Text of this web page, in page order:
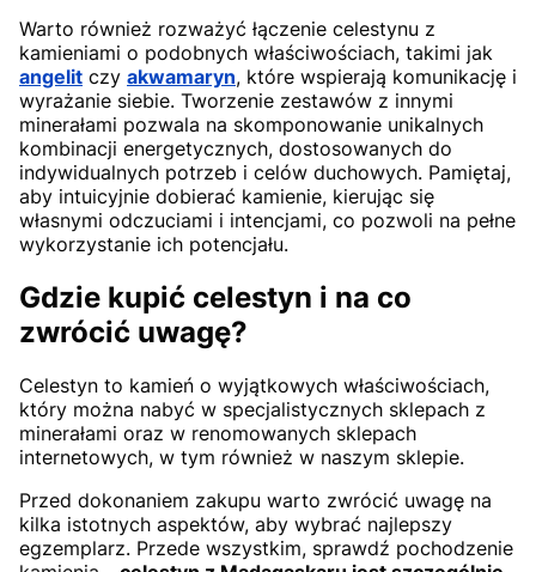
Warto również rozważyć łączenie celestynu z
kamieniami o podobnych właściwościach, takimi jak
angelit czy akwamaryn, które wspierają komunikację i
wyrażanie siebie. Tworzenie zestawów z innymi
minerałami pozwala na skomponowanie unikalnych
kombinacji energetycznych, dostosowanych do
indywidualnych potrzeb i celów duchowych. Pamiętaj,
aby intuicyjnie dobierać kamienie, kierując się
własnymi odczuciami i intencjami, co pozwoli na pełne
wykorzystanie ich potencjału.
Gdzie kupić celestyn i na co
zwrócić uwagę?
Celestyn to kamień o wyjątkowych właściwościach,
który można nabyć w specjalistycznych sklepach z
minerałami oraz w renomowanych sklepach
internetowych, w tym również w naszym sklepie.
Przed dokonaniem zakupu warto zwrócić uwagę na
kilka istotnych aspektów, aby wybrać najlepszy
egzemplarz. Przede wszystkim, sprawdź pochodzenie